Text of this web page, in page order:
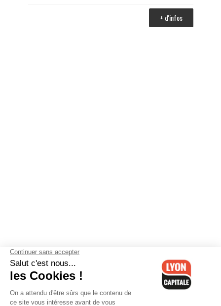
+ d'infos